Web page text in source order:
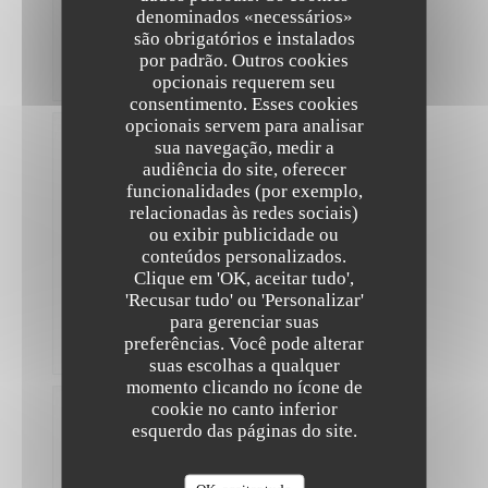
denominados «necessários»
são obrigatórios e instalados
por padrão. Outros cookies
opcionais requerem seu
consentimento. Esses cookies
opcionais servem para analisar
sua navegação, medir a
audiência do site, oferecer
funcionalidades (por exemplo,
relacionadas às redes sociais)
ou exibir publicidade ou
conteúdos personalizados.
Clique em 'OK, aceitar tudo',
'Recusar tudo' ou 'Personalizar'
para gerenciar suas
preferências. Você pode alterar
suas escolhas a qualquer
momento clicando no ícone de
cookie no canto inferior
esquerdo das páginas do site.
informative
ambience:
quality_price
The Friendly Kitchen